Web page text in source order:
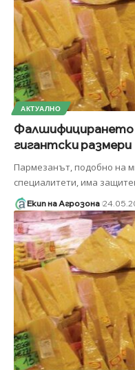
АКТУАЛНО
Фалшифицирането
гигантски размери
Пармезанът, подобно на
специалитети, има
Екип на Агрозона